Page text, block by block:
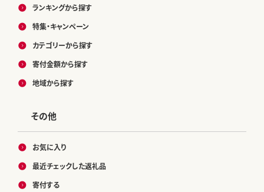
ランキングから探す
特集・キャンペーン
カテゴリーから探す
寄付金額から探す
地域から探す
その他
お気に入り
最近チェックした返礼品
寄付する